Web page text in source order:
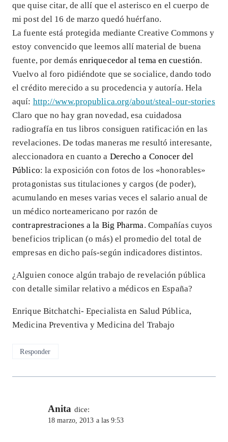
que quise citar, de allí que el asterisco en el cuerpo de
mi post del 16 de marzo quedó huérfano.
La fuente está protegida mediante Creative Commons y
estoy convencido que leemos allí material de buena
fuente, por demás enriquecedor al tema en cuestión.
Vuelvo al foro pidiéndote que se socialice, dando todo
el crédito merecido a su procedencia y autoría. Hela
aquí: http://www.propublica.org/about/steal-our-stories
Claro que no hay gran novedad, esa cuidadosa
radiografía en tus libros consiguen ratificación en las
revelaciones. De todas maneras me resultó interesante,
aleccionadora en cuanto a Derecho a Conocer del
Público: la exposición con fotos de los «honorables»
protagonistas sus titulaciones y cargos (de poder),
acumulando en meses varias veces el salario anual de
un médico norteamericano por razón de
contraprestraciones a la Big Pharma. Compañías cuyos
beneficios triplican (o más) el promedio del total de
empresas en dicho país-según indicadores distintos.
¿Alguien conoce algún trabajo de revelación pública
con detalle similar relativo a médicos en España?
Enrique Bitchatchi- Epecialista en Salud Pública,
Medicina Preventiva y Medicina del Trabajo
Responder
Anita dice:
18 marzo, 2013 a las 9:53